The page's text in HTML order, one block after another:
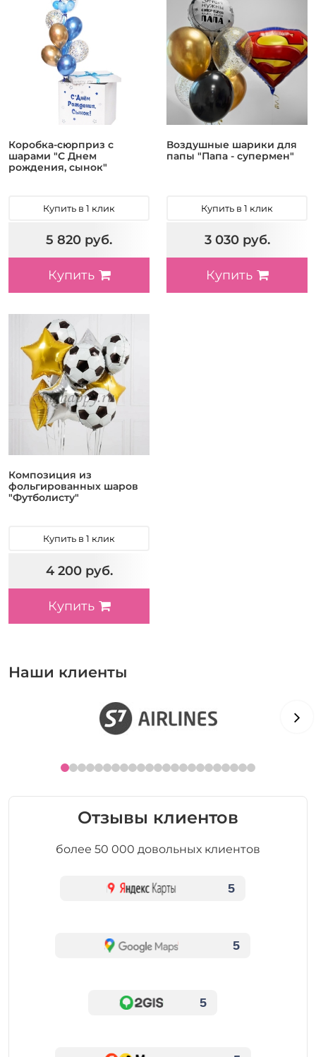
Коробка-сюрприз с
шарами "С Днем
рождения, сынок"
Купить в 1 клик
5 820 руб.
Купить
Воздушные шарики для
папы "Папа - супермен"
Купить в 1 клик
3 030 руб.
Купить
Композиция из
фольгированных шаров
"Футболисту"
Купить в 1 клик
4 200 руб.
Купить
Наши клиенты
Отзывы клиентов
более 50 000 довольных клиентов
5
5
5